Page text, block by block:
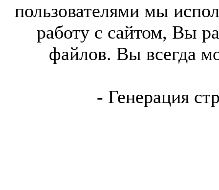
пользователями мы
работу с сайтом, Вы
файлов. Вы всегда
- Генерация